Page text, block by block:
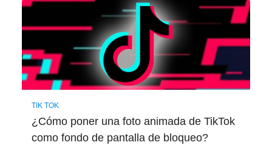
TIK TOK
¿Cómo poner una foto animada de TikTok
como fondo de pantalla de bloqueo?